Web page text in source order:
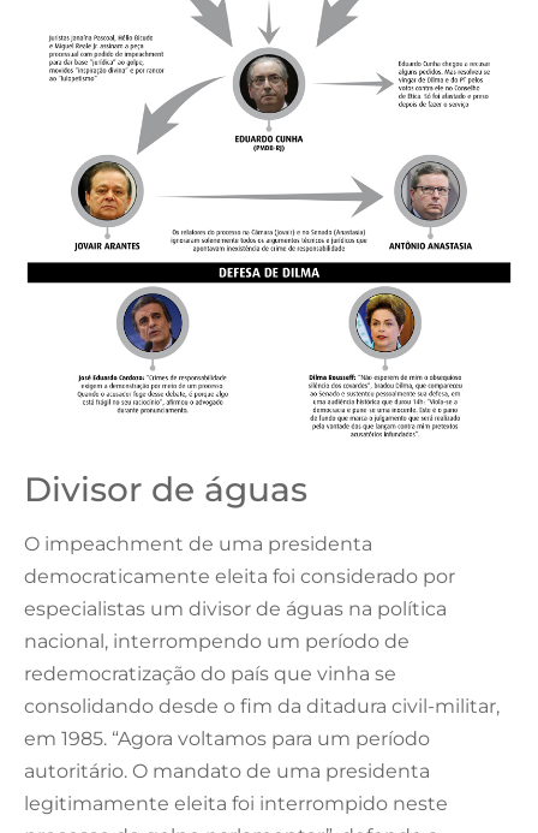
Divisor de águas
O impeachment de uma presidenta
democraticamente eleita foi considerado por
especialistas um divisor de águas na política
nacional, interrompendo um período de
redemocratização do país que vinha se
consolidando desde o fim da ditadura civil-militar,
em 1985. “Agora voltamos para um período
autoritário. O mandato de uma presidenta
legitimamente eleita foi interrompido neste